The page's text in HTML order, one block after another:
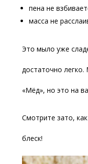
пена не
масса не
Это мыло уже
достаточно
«Мёд», но это на
Смотрите зато,
блеск!